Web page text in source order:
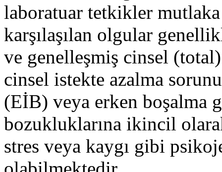
laboratuar tetkikler
karşılaşılan olgular
ve genelleşmiş cinsel
cinsel istekte azalma
(EİB) veya erken boşalma
bozukluklarına ikincil
stres veya kaygı gibi